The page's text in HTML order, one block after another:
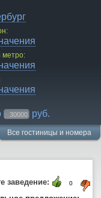
метро:
руб.
Все гостиницы и номера
0
заведение: